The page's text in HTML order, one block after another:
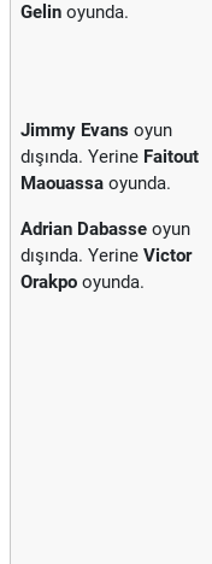
Gelin oyunda.
Jimmy Evans oyun
dışında. Yerine Faitout
Maouassa oyunda.
Adrian Dabasse oyun
dışında. Yerine Victor
Orakpo oyunda.